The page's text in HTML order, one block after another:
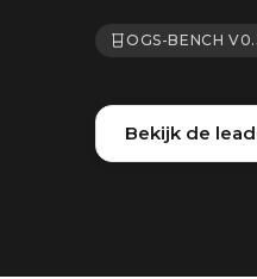
OGS-BENCH
Bekijk de